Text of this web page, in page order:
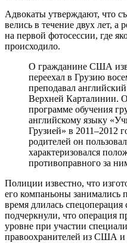
Адвокаты утверждают, что
велись в течение двух лет, а
на первой фотосессии, где
происходило.
О гражданине США
переехал в Грузию
преподавал
Верхней Карталинии.
программе обучения
английскому языку
Грузией» в 2011–2012
родителей он
характеризовался
противоправного за
Полиции известно, что
его компаньоны занимались
время длилась
подчеркнули, что операция
уровне при участии
правоохранителей из США и